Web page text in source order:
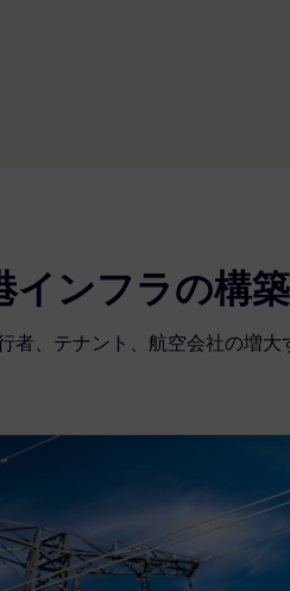
インフラの構築
者、テナント、航空会社の増